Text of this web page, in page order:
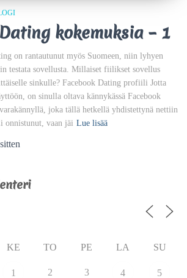
kokemuksia – 1
on rantautunut myös Suomeen, niin lyhyen
testata sovellusta. Millaiset fiilikset sovellus
sinkulle? Facebook Dating profiili Jotta
on sinulla oltava kännykässä Facebook
joka tällä hetkellä yhdistettynä nettiin
onnistunut, vaan jäi Lue lisää
sitten
KE TO PE LA SU
1 2 3 4 5